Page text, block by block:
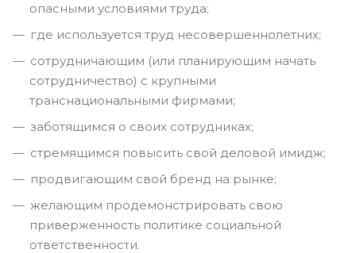
опасными условиями труда;
где используется труд несовершеннолетних;
сотрудничающим (или планирующим начать
сотрудничество) с крупными
транснациональными фирмами;
заботящимся о своих сотрудниках;
стремящимся повысить свой деловой имидж;
продвигающим свой бренд на рынке;
желающим продемонстрировать свою
приверженность политике социальной
ответственности.